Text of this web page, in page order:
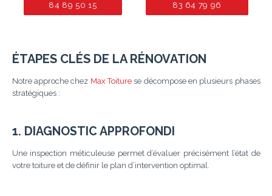
84 89 50 15
83 64 79 96
ÉTAPES CLÉS DE LA RÉNOVATION
Notre approche chez Max Toiturese décompose en plusieurs phases
stratégiques :
1. DIAGNOSTIC APPROFONDI
Une inspection méticuleuse permet d’évaluer précisément l’état de
votre toiture et de définir le plan d’intervention optimal.